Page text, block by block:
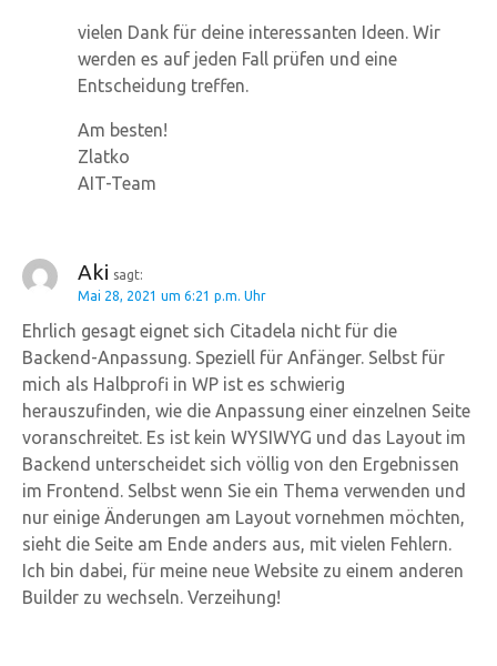
vielen Dank für deine interessanten Ideen. Wir
werden es auf jeden Fall prüfen und eine
Entscheidung treffen.
Am besten!
Zlatko
AIT-Team
Aki sagt:
Mai 28, 2021 um 6:21 p.m. Uhr
Ehrlich gesagt eignet sich Citadela nicht für die
Backend-Anpassung. Speziell für Anfänger. Selbst für
mich als Halbprofi in WP ist es schwierig
herauszufinden, wie die Anpassung einer einzelnen Seite
voranschreitet. Es ist kein WYSIWYG und das Layout im
Backend unterscheidet sich völlig von den Ergebnissen
im Frontend. Selbst wenn Sie ein Thema verwenden und
nur einige Änderungen am Layout vornehmen möchten,
sieht die Seite am Ende anders aus, mit vielen Fehlern.
Ich bin dabei, für meine neue Website zu einem anderen
Builder zu wechseln. Verzeihung!